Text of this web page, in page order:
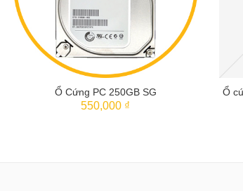
Ổ Cứng PC 250GB SG
550,000 ₫
Ổ